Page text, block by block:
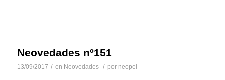
Neovedades nº151
13/09/2017 / en Neovedades / por neopel